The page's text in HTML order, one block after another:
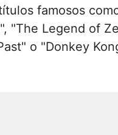
famosos
"The Legend of
o "Donkey